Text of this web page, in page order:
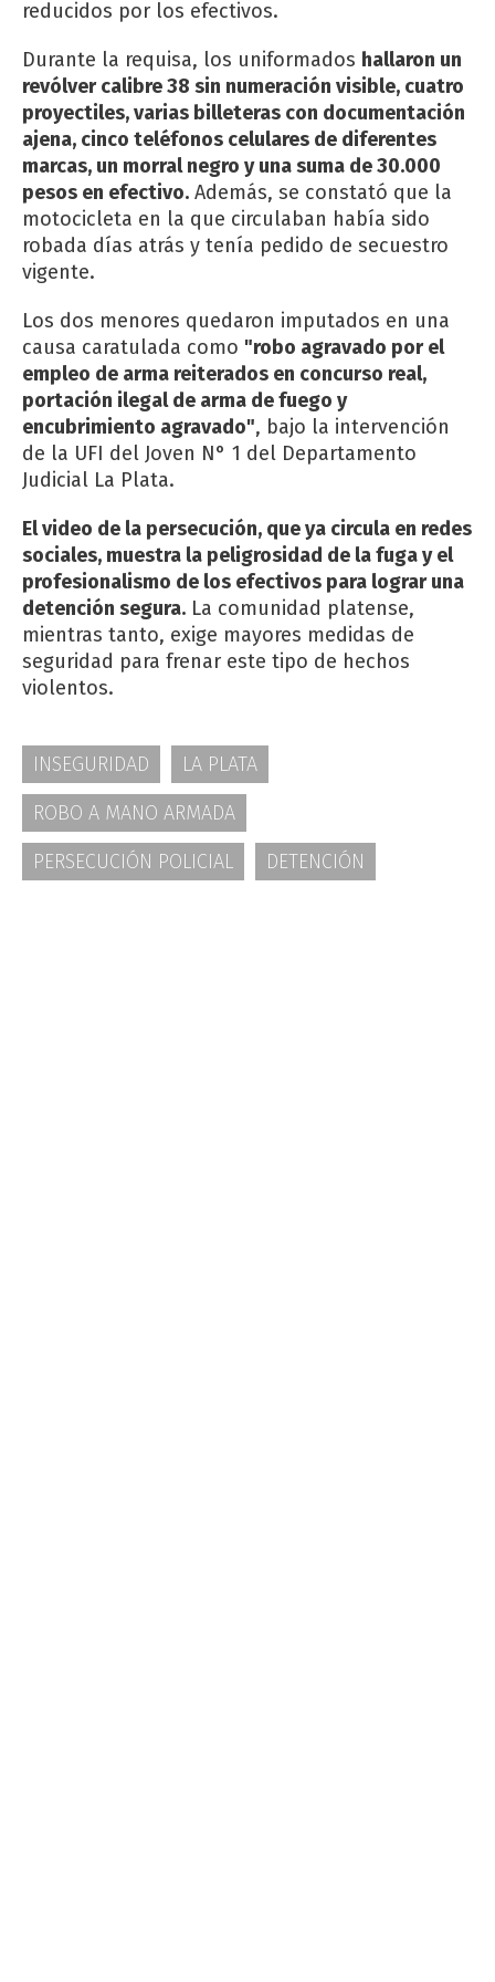
reducidos por los efectivos.
Durante la requisa, los uniformados hallaron un
revólver calibre 38 sin numeración visible, cuatro
proyectiles, varias billeteras con documentación
ajena, cinco teléfonos celulares de diferentes
marcas, un morral negro y una suma de 30.000
pesos en efectivo. Además, se constató que la
motocicleta en la que circulaban había sido
robada días atrás y tenía pedido de secuestro
vigente.
Los dos menores quedaron imputados en una
causa caratulada como "robo agravado por el
empleo de arma reiterados en concurso real,
portación ilegal de arma de fuego y
encubrimiento agravado", bajo la intervención
de la UFI del Joven N° 1 del Departamento
Judicial La Plata.
El video de la persecución, que ya circula en redes
sociales, muestra la peligrosidad de la fuga y el
profesionalismo de los efectivos para lograr una
detención segura. La comunidad platense,
mientras tanto, exige mayores medidas de
seguridad para frenar este tipo de hechos
violentos.
INSEGURIDAD
LA PLATA
ROBO A MANO ARMADA
PERSECUCIÓN POLICIAL
DETENCIÓN